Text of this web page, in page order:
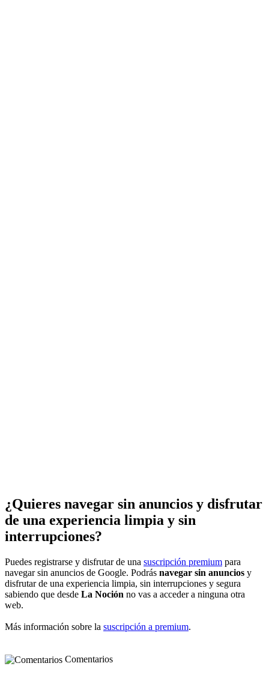
¿Quieres navegar sin anuncios y disfrutar
de una experiencia limpia y sin
interrupciones?
Puedes registrarse y disfrutar de una suscripción premium para
navegar sin anuncios de Google. Podrás navegar sin anuncios y
disfrutar de una experiencia limpia, sin interrupciones y segura
sabiendo que desde La Noción no vas a acceder a ninguna otra
web.
Más información sobre la suscripción a premium.
Comentarios